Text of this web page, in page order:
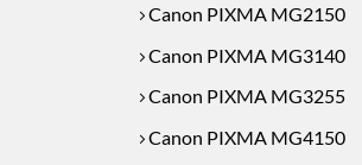
Canon PIXMA MG2150
Canon PIXMA MG3140
Canon PIXMA MG3255
Canon PIXMA MG4150